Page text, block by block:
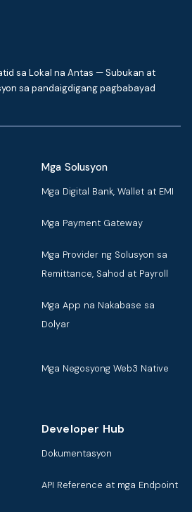
sa Lokal na Antas — Subukan at
sa pandaigdigang pagbabayad
Mga Solusyon
Mga Digital Bank, Wallet at EMI
Mga Payment Gateway
Mga Provider ng Solusyon sa
Remittance, Sahod at Payroll
Mga App na Nakabase sa
Dolyar
Mga Negosyong Web3 Native
Developer Hub
Dokumentasyon
API Reference at mga Endpoint